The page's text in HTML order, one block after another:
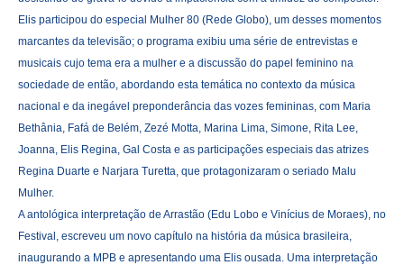
Elis participou do especial Mulher 80 (Rede Globo), um desses momentos
marcantes da televisão; o programa exibiu uma série de entrevistas e
musicais cujo tema era a mulher e a discussão do papel feminino na
sociedade de então, abordando esta temática no contexto da música
nacional e da inegável preponderância das vozes femininas, com Maria
Bethânia, Fafá de Belém, Zezé Motta, Marina Lima, Simone, Rita Lee,
Joanna, Elis Regina, Gal Costa e as participações especiais das atrizes
Regina Duarte e Narjara Turetta, que protagonizaram o seriado Malu
Mulher.
A antológica interpretação de Arrastão (Edu Lobo e Vinícius de Moraes), no
Festival, escreveu um novo capítulo na história da música brasileira,
inaugurando a MPB e apresentando uma Elis ousada. Uma interpretação